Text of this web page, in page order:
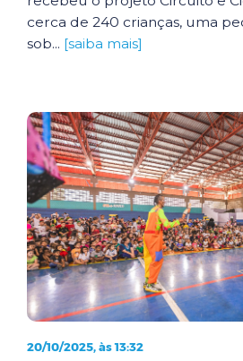
cerca de 240 crianças, uma
sob... [saiba mais]
20/10/2025, às 13:32